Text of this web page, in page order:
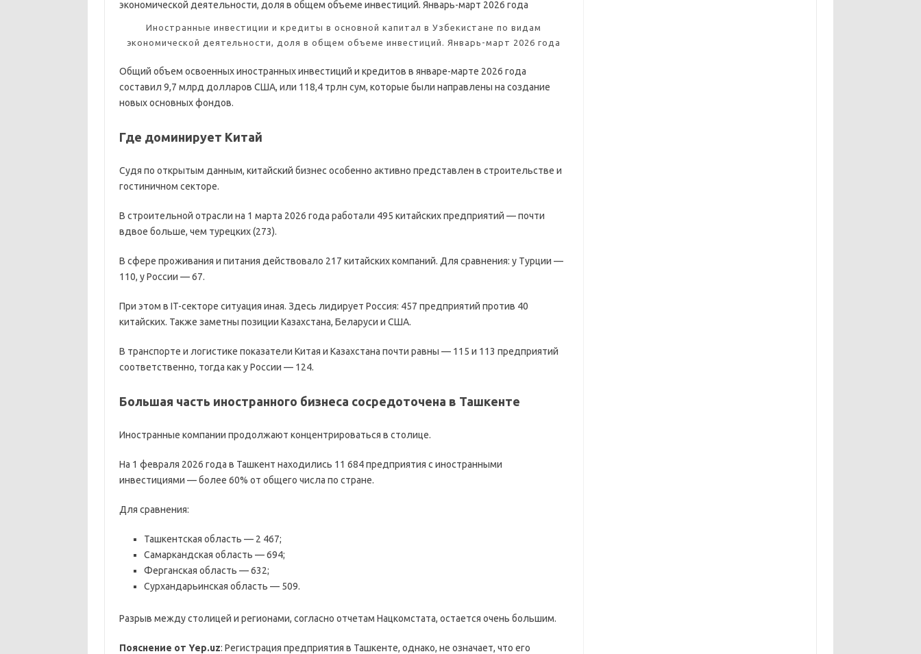
Иностранные инвестиции и кредиты в основной капитал в Узбекистане по видам
экономической деятельности, доля в общем объеме инвестиций. Январь-март 2026 года
Общий объем освоенных иностранных инвестиций и кредитов в январе-марте 2026 года
составил 9,7 млрд долларов США, или 118,4 трлн сум, которые были направлены на создание
новых основных фондов.
Где доминирует Китай
Судя по открытым данным, китайский бизнес особенно активно представлен в строительстве и
гостиничном секторе.
В строительной отрасли на 1 марта 2026 года работали 495 китайских предприятий — почти
вдвое больше, чем турецких (273).
В сфере проживания и питания действовало 217 китайских компаний. Для сравнения: у Турции —
110, у России — 67.
При этом в IT-секторе ситуация иная. Здесь лидирует Россия: 457 предприятий против 40
китайских. Также заметны позиции Казахстана, Беларуси и США.
В транспорте и логистике показатели Китая и Казахстана почти равны — 115 и 113 предприятий
соответственно, тогда как у России — 124.
Большая часть иностранного бизнеса сосредоточена в Ташкенте
Иностранные компании продолжают концентрироваться в столице.
На 1 февраля 2026 года в Ташкент находились 11 684 предприятия с иностранными
инвестициями — более 60% от общего числа по стране.
Для сравнения:
Ташкентская область — 2 467;
Самаркандская область — 694;
Ферганская область — 632;
Сурхандарьинская область — 509.
Разрыв между столицей и регионами, согласно отчетам Нацкомстата, остается очень большим.
Пояснение от Yep.uz: Регистрация предприятия в Ташкенте, однако, не означает, что его